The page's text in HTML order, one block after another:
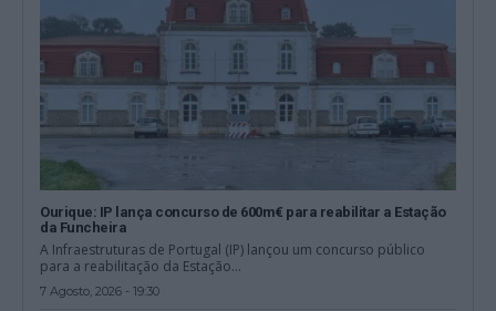
Ourique: IP lança concurso de 600m€ para reabilitar a Estação
da Funcheira
A Infraestruturas de Portugal (IP) lançou um concurso público
para a reabilitação da Estação...
7 Agosto, 2026 - 19:30